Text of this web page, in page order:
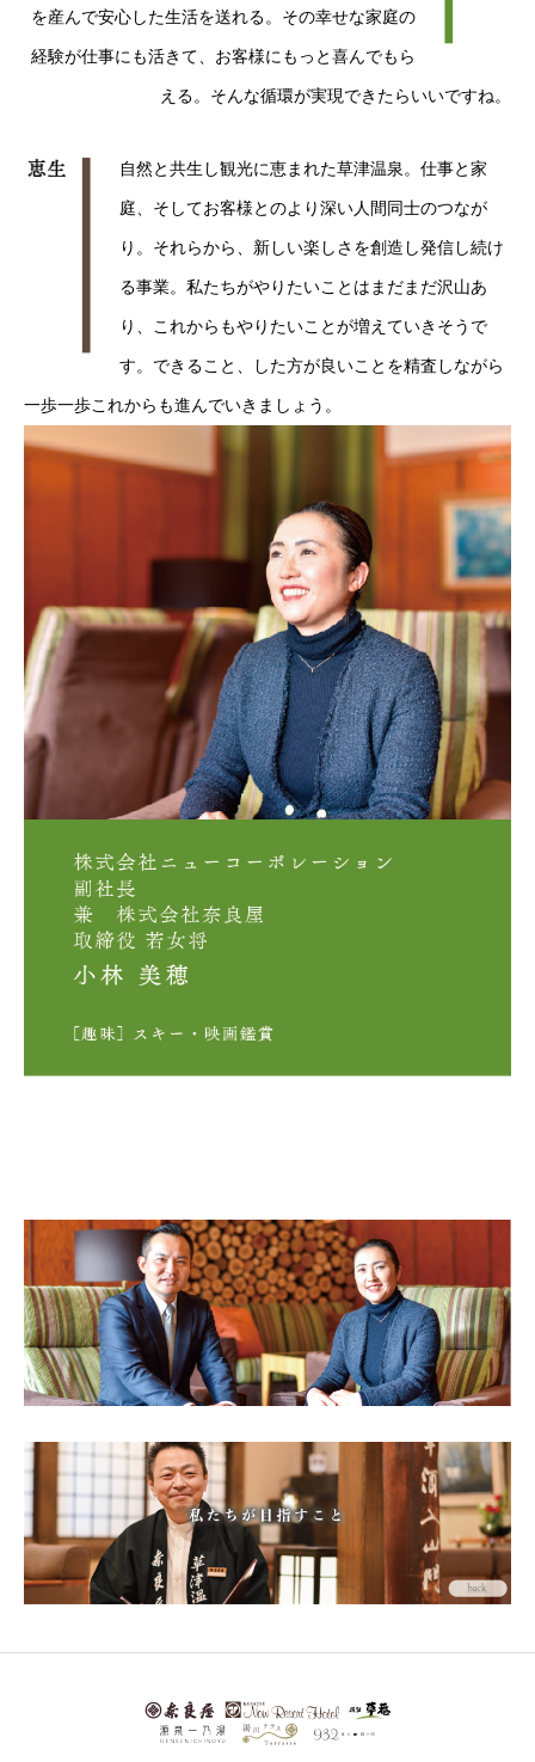
を産んで安心した生活を送れる。その幸せな家庭の
経験が仕事にも活きて、お客様にもっと喜んでもら
える。そんな循環が実現できたらいいですね。
自然と共生し観光に恵まれた草津温泉。仕事と家
庭、そしてお客様とのより深い人間同士のつなが
り。それらから、新しい楽しさを創造し発信し続け
る事業。私たちがやりたいことはまだまだ沢山あ
り、これからもやりたいことが増えていきそうで
す。できること、した方が良いことを精査しながら
一歩一歩これからも進んでいきましょう。